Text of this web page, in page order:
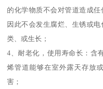
的化学物质不会对管道造成任
因此不会发生腐烂、生锈或
类、或生长；
4、耐老化，使用寿命长：含
烯管道能够在室外露天存放
害；